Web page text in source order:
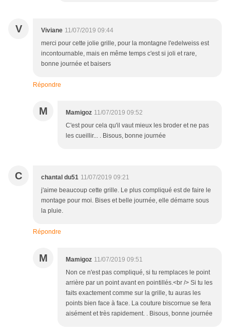
V Viviane 11/07/2019 09:44
merci pour cette jolie grille, pour la montagne l'edelweiss est
incontournable, mais en même temps c'est si joli et rare,
bonne journée et baisers
Répondre
M Mamigoz 11/07/2019 09:52
C'est pour cela qu'il vaut mieux les broder et ne pas
les cueillir... . Bisous, bonne journée
C chantal du51 11/07/2019 09:21
j'aime beaucoup cette grille. Le plus compliqué est de faire le
montage pour moi. Bises et belle journée, elle démarre sous
la pluie.
Répondre
M Mamigoz 11/07/2019 09:51
Non ce n'est pas compliqué, si tu remplaces le point
arrière par un point avant en pointillés.<br /> Si tu les
faits exactement comme sur la grille, tu auras les
points bien face à face. La couture biscornue se fera
aisément et très rapidement. . Bisous, bonne journée